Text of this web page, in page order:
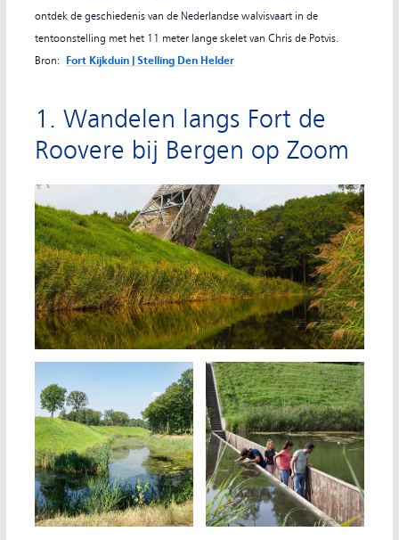
ontdek de geschiedenis van de Nederlandse walvisvaart in de
tentoonstelling met het 11 meter lange skelet van Chris de Potvis.
Bron:
Fort Kijkduin | Stelling Den Helder
1. Wandelen langs Fort de
Roovere bij Bergen op Zoom